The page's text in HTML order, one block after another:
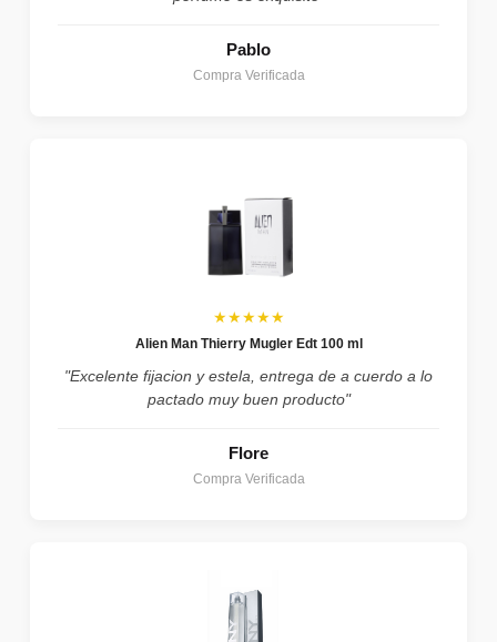
Pablo
Compra Verificada
★★★★★
Alien Man Thierry Mugler Edt 100 ml
"Excelente fijacion y estela, entrega de a cuerdo a lo
pactado muy buen producto"
Flore
Compra Verificada